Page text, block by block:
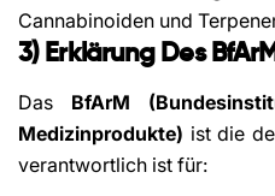
Cannabinoiden und
3) Erklärung Des
Das BfArM
Medizinprodukte) ist die
verantwortlich ist für: